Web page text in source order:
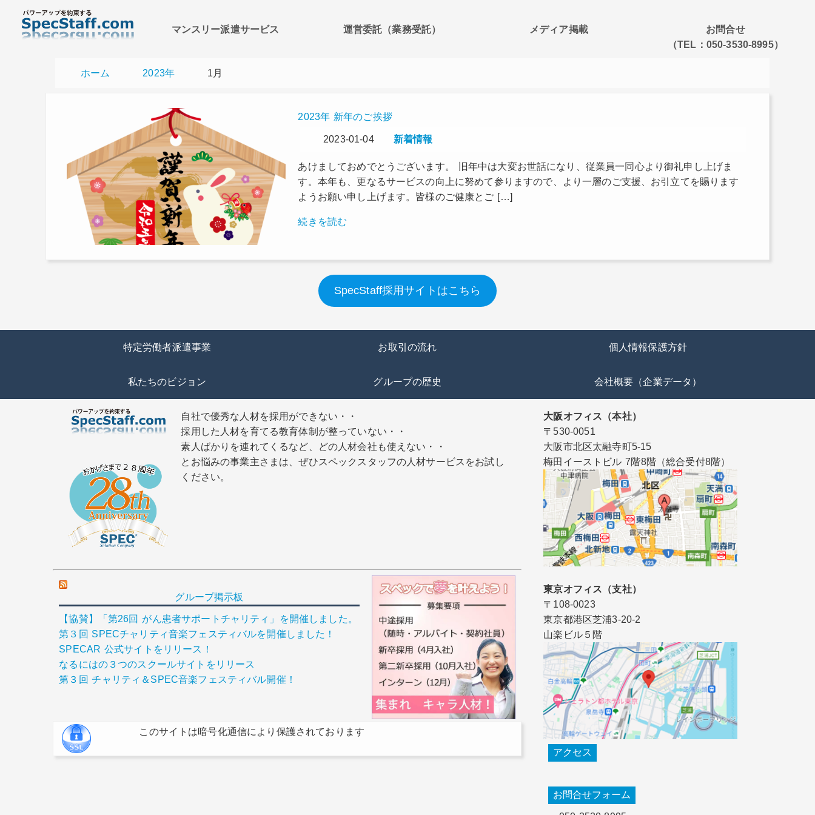
マンスリー派遣サービス 運営委託（業務受託） メディア掲載
お問合せ
（TEL：050-3530-8995）
ホーム 2023年 1月
2023年 新年のご挨拶
2023-01-04 新着情報
あけましておめでとうございます。 旧年中は大変お世話になり、従業員一同心より御礼申し上げま
す。本年も、更なるサービスの向上に努めて参りますので、より一層のご支援、お引立てを賜ります
ようお願い申し上げます。皆様のご健康とご […]
続きを読む
SpecStaff採用サイトはこちら
特定労働者派遣事業 お取引の流れ 個人情報保護方針
私たちのビジョン グループの歴史 会社概要（企業データ）
自社で優秀な人材を採用ができない・・
採用した人材を育てる教育体制が整っていない・・
素人ばかりを連れてくるなど、どの人材会社も使えない・・
とお悩みの事業主さまは、ぜひスペックスタッフの人材サービスをお試し
ください。
グループ掲示板
【協賛】「第26回 がん患者サポートチャリティ」を開催しました。
第３回 SPECチャリティ音楽フェスティバルを開催しました！
SPECAR 公式サイトをリリース！
なるにはの３つのスクールサイトをリリース
第３回 チャリティ＆SPEC音楽フェスティバル開催！
このサイトは暗号化通信により保護されております
大阪オフィス（本社）
〒530-0051
大阪市北区太融寺町5-15
梅田イーストビル 7階8階（総合受付8階）
東京オフィス（支社）
〒108-0023
東京都港区芝浦3-20-2
山楽ビル５階
アクセス
お問合せフォーム